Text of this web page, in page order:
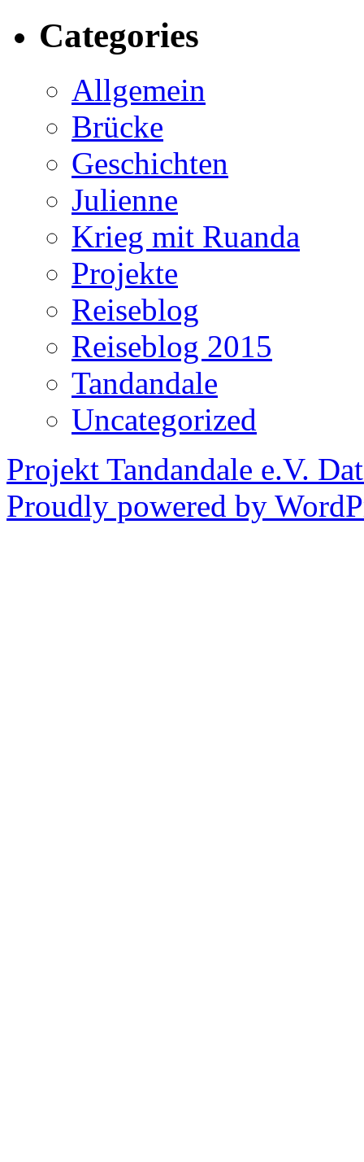
Categories
Allgemein
Brücke
Geschichten
Julienne
Krieg mit Ruanda
Projekte
Reiseblog
Reiseblog 2015
Tandandale
Uncategorized
Projekt Tandandale e.V.
Proudly powered by